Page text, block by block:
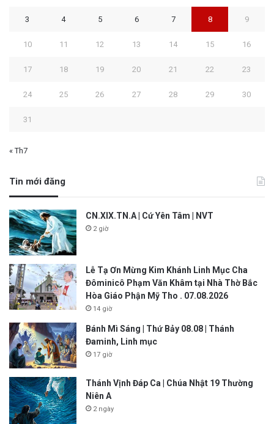
3 4 5 6 7 8 9
10 11 12 13 14 15 16
17 18 19 20 21 22 23
24 25 26 27 28 29 30
31
« Th7
Tin mới đăng
CN.XIX.TN.A | Cứ Yên Tâm | NVT
2 giờ
Lễ Tạ Ơn Mừng Kim Khánh Linh Mục Cha
Đôminicô Phạm Văn Khâm tại Nhà Thờ Bắc
Hòa Giáo Phận Mỹ Tho . 07.08.2026
14 giờ
Bánh Mì Sáng | Thứ Bảy 08.08 | Thánh
Đaminh, Linh mục
17 giờ
Thánh Vịnh Đáp Ca | Chúa Nhật 19 Thường
Niên A
2 ngày